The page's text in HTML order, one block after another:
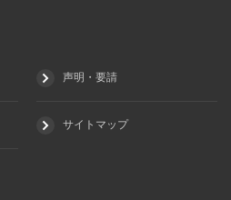
声明・要請
サイトマップ